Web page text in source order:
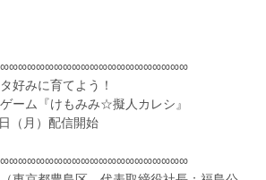
好みに育てよう！
ーム『けもみみ☆擬人カレシ』
（月）配信開始